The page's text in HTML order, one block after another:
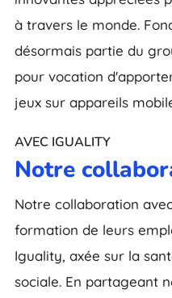
à travers le monde.
désormais partie du
pour vocation
jeux sur appareils
AVEC IGUALITY
Notre
Notre collaboration
formation de leurs
Iguality, axée sur la
sociale. En partageant